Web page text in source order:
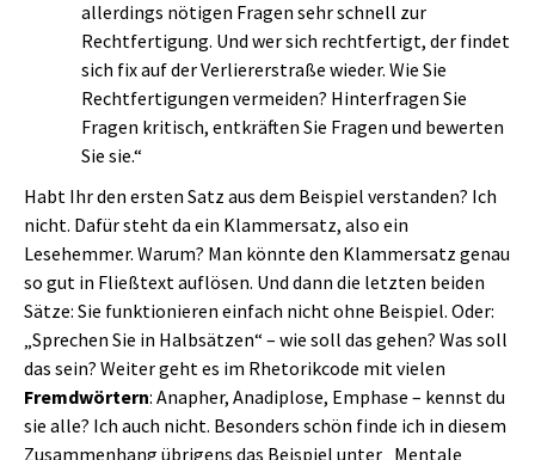
allerdings nötigen Fragen sehr schnell zur
Rechtfertigung. Und wer sich rechtfertigt, der findet
sich fix auf der Verliererstraße wieder. Wie Sie
Rechtfertigungen vermeiden? Hinterfragen Sie
Fragen kritisch, entkräften Sie Fragen und bewerten
Sie sie.“
Habt Ihr den ersten Satz aus dem Beispiel verstanden? Ich
nicht. Dafür steht da ein Klammersatz, also ein
Lesehemmer. Warum? Man könnte den Klammersatz genau
so gut in Fließtext auflösen. Und dann die letzten beiden
Sätze: Sie funktionieren einfach nicht ohne Beispiel. Oder:
„Sprechen Sie in Halbsätzen“ – wie soll das gehen? Was soll
das sein? Weiter geht es im Rhetorikcode mit vielen
Fremdwörtern: Anapher, Anadiplose, Emphase – kennst du
sie alle? Ich auch nicht. Besonders schön finde ich in diesem
Zusammenhang übrigens das Beispiel unter „Mentale